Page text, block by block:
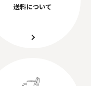
送料について